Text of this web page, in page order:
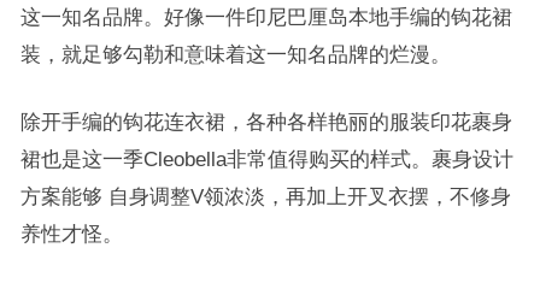
这一知名品牌。好像一件印尼巴厘岛本地手编的钩花裙
装，就足够勾勒和意味着这一知名品牌的烂漫。
除开手编的钩花连衣裙，各种各样艳丽的服装印花裹身
裙也是这一季Cleobella非常值得购买的样式。裹身设计
方案能够 自身调整V领浓淡，再加上开叉衣摆，不修身
养性才怪。